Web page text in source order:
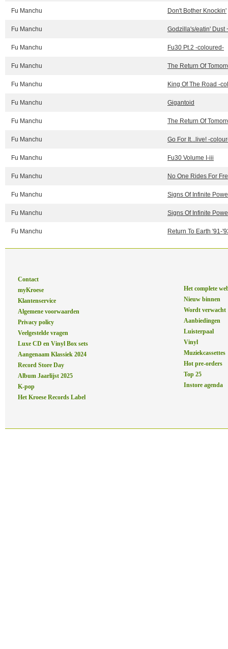
Fu Manchu Don't Bother Knockin'
Fu Manchu Godzilla's/eatin' Dust
Fu Manchu Fu30 Pt.2 -coloured-
Fu Manchu The Return Of
Fu Manchu King Of The Road -
Fu Manchu Gigantoid
Fu Manchu The Return Of
Fu Manchu Go For It...live! -
Fu Manchu Fu30 Volume I-iii
Fu Manchu No One Rides For
Fu Manchu Signs Of Infinite
Fu Manchu Signs Of Infinite
Fu Manchu Return To Earth '91-
Contact
myKroese
Klantenservice
Algemene voorwaarden
Privacy policy
Veelgestelde vragen
Luxe CD en Vinyl Box sets
Aangenaam Klassiek 2024
Record Store Day
Album Jaarlijst 2025
K-pop
Het Kroese Records Label
Het complete
Nieuw binnen
Wordt verwacht
Aanbiedingen
Luisterpaal
Vinyl
Muziekcassettes
Hot pre-orders
Top 25
Instore agenda